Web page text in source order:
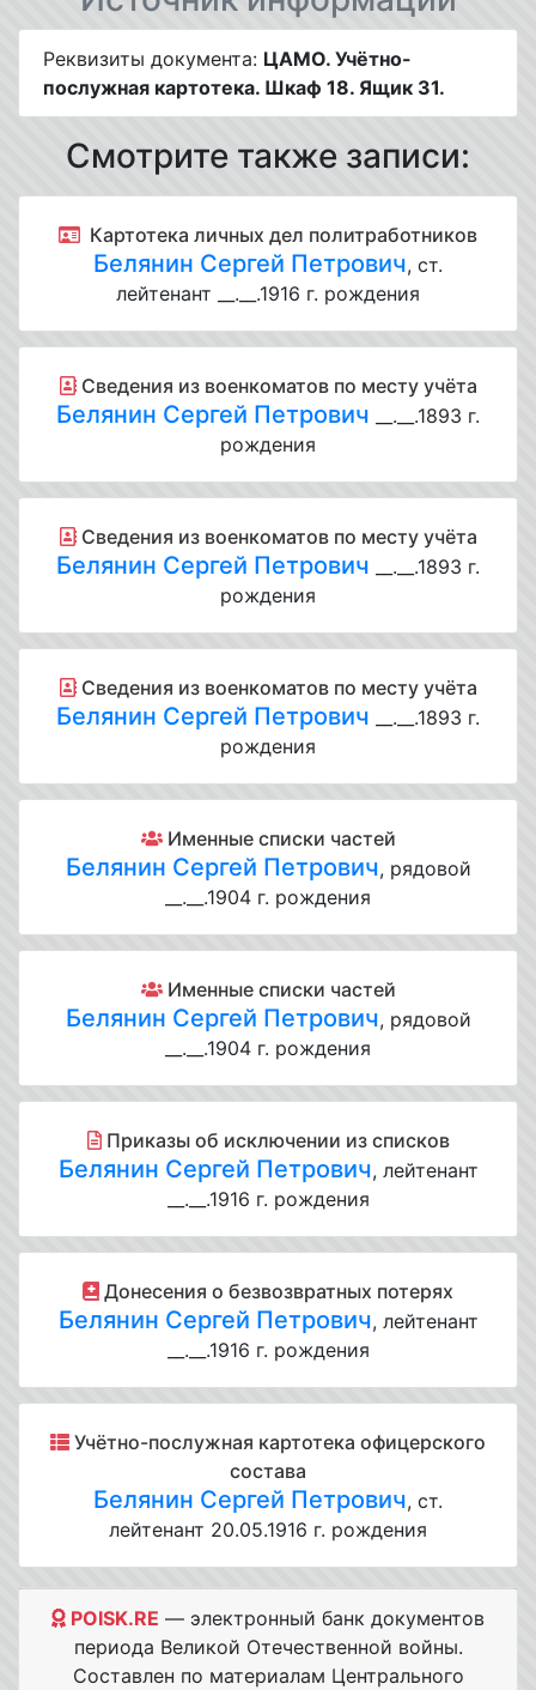
Реквизиты документа: ЦАМО. Учётно-
послужная картотека. Шкаф 18. Ящик 31.
Смотрите также записи:
Картотека личных дел политработников
Белянин Сергей Петрович, ст.
лейтенант __.__.1916 г. рождения
Cведения из военкоматов по месту учёта
Белянин Сергей Петрович __.__.1893 г.
рождения
Cведения из военкоматов по месту учёта
Белянин Сергей Петрович __.__.1893 г.
рождения
Cведения из военкоматов по месту учёта
Белянин Сергей Петрович __.__.1893 г.
рождения
Именные списки частей
Белянин Сергей Петрович, рядовой
__.__.1904 г. рождения
Именные списки частей
Белянин Сергей Петрович, рядовой
__.__.1904 г. рождения
Приказы об исключении из списков
Белянин Сергей Петрович, лейтенант
__.__.1916 г. рождения
Донесения о безвозвратных потерях
Белянин Сергей Петрович, лейтенант
__.__.1916 г. рождения
Учётно-послужная картотека офицерского
состава
Белянин Сергей Петрович, ст.
лейтенант 20.05.1916 г. рождения
POISK.RE — электронный банк документов
периода Великой Отечественной войны.
Составлен по материалам Центрального